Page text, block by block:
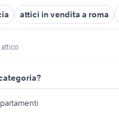
attici in vendita a roma
attico